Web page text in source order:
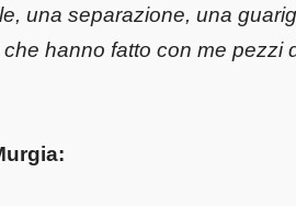
una separazione, una
hanno fatto con me pezzi